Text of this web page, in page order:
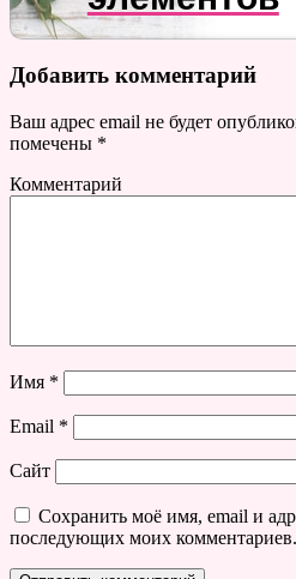
Добавить комментарий
Ваш адрес email не будет
помечены *
Комментарий
Имя *
Email *
Сайт
Сохранить моё имя, email и
последующих моих комментариев.